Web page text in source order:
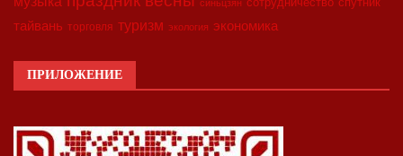
синьцзян
тайвань торговля туризм экология экономика
ПРИЛОЖЕНИЕ